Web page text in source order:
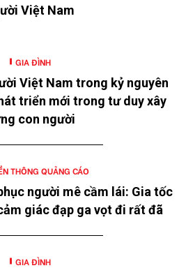
Việt Nam
GIA ĐÌNH
Việt Nam trong kỷ nguyên
triển mới trong tư duy xây
con người
THÔNG QUẢNG CÁO
người mê cầm lái: Gia tốc
giác đạp ga vọt đi rất đã
GIA ĐÌNH